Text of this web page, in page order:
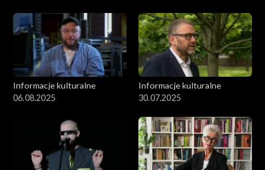
Informacje kulturalne
06.08.2025
Informacje kulturalne
30.07.2025